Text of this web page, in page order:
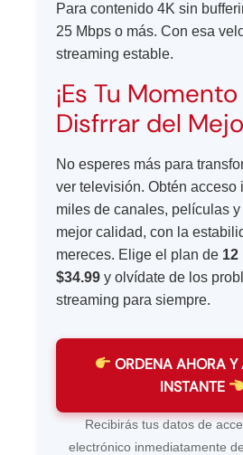
Para contenido 4K sin
25 Mbps o más. Con esa
streaming estable.
¡Es Tu
Disfrrar del
No esperes más para
ver televisión. Obtén acceso
miles de canales, películas
mejor calidad, con la
mereces. Elige el plan de 12
$34.99 y olvídate de los
streaming para siempre.
ORDENA AHORA Y
INSTANTE
Recibirás tus datos de
electrónico inmediatamente